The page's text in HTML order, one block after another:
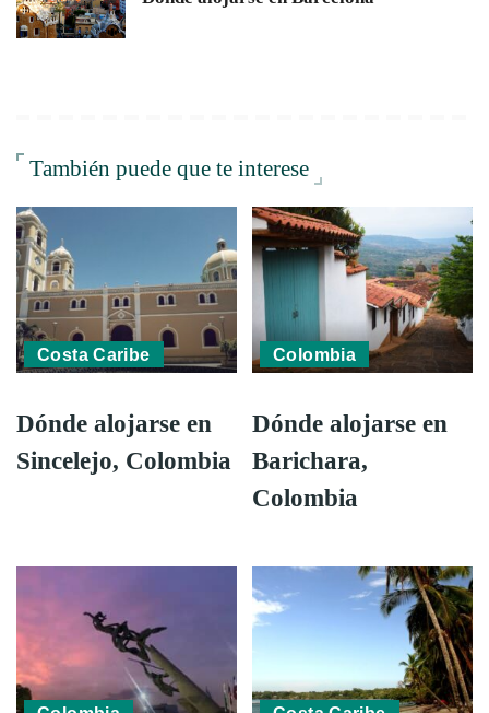
También puede que te interese
Costa Caribe
Dónde alojarse en
Sincelejo, Colombia
Colombia
Dónde alojarse en
Barichara,
Colombia